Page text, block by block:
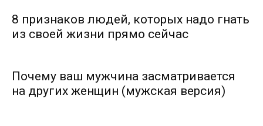
8 признаков людей, которых надо гнать
из своей жизни прямо сейчас
Почему ваш мужчина засматривается
на других женщин (мужская версия)